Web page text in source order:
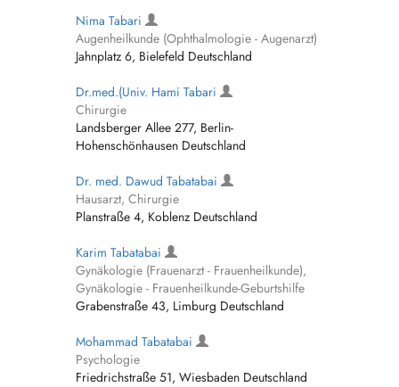
Nima Tabari
Augenheilkunde (Ophthalmologie - Augenarzt)
Jahnplatz 6, Bielefeld Deutschland
Dr.med.(Univ. Hami Tabari
Chirurgie
Landsberger Allee 277, Berlin-
Hohenschönhausen Deutschland
Dr. med. Dawud Tabatabai
Hausarzt, Chirurgie
Planstraße 4, Koblenz Deutschland
Karim Tabatabai
Gynäkologie (Frauenarzt - Frauenheilkunde),
Gynäkologie - Frauenheilkunde-Geburtshilfe
Grabenstraße 43, Limburg Deutschland
Mohammad Tabatabai
Psychologie
Friedrichstraße 51, Wiesbaden Deutschland